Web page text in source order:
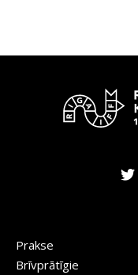
Prakse
Brīvprātīgie